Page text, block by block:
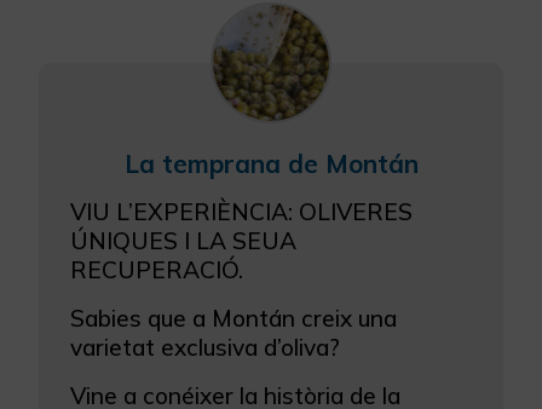
La temprana de Montán
VIU L’EXPERIÈNCIA: OLIVERES
ÚNIQUES I LA SEUA
RECUPERACIÓ.
Sabies que a Montán creix una
varietat exclusiva d’oliva?
Vine a conéixer la història de la